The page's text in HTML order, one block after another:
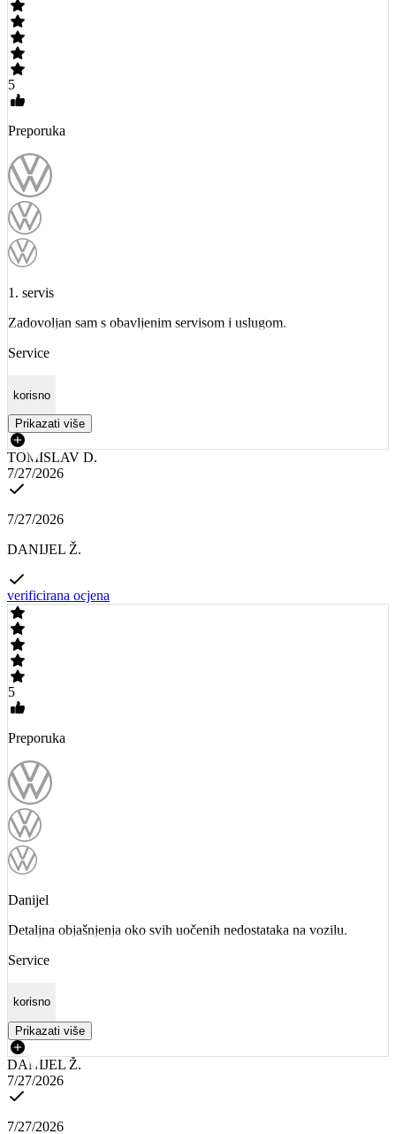
5
Preporuka
1. servis
Zadovoljan sam s obavljenim servisom i uslugom.
Service
korisno
Prikazati više
TOMISLAV D.
7/27/2026
7/27/2026
DANIJEL Ž.
verificirana ocjena
5
Preporuka
Danijel
Detaljna objašnjenja oko svih uočenih nedostataka na vozilu.
Service
korisno
Prikazati više
DANIJEL Ž.
7/27/2026
7/27/2026